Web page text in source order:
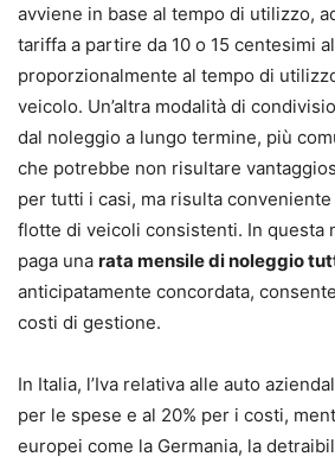
avviene in base al tempo di utilizzo,
tariffa a partire da 10 o 15 centesimi
proporzionalmente al tempo di
veicolo. Un’altra modalità di
dal noleggio a lungo termine, più
che potrebbe non risultare
per tutti i casi, ma risulta
flotte di veicoli consistenti. In questa
paga una rata mensile di noleggio
anticipatamente concordata,
costi di gestione.
In Italia, l’Iva relativa alle auto
per le spese e al 20% per i costi,
europei come la Germania, la